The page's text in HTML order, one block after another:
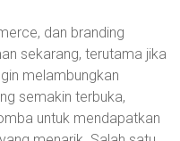
dan branding
sekarang, terutama jika
melambungkan
semakin terbuka,
untuk mendapatkan